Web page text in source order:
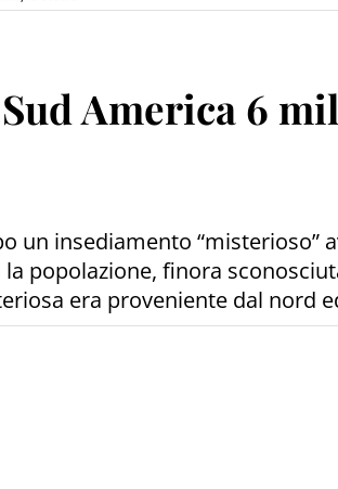
America 6
insediamento “misterioso”
popolazione, finora
era proveniente dal nord